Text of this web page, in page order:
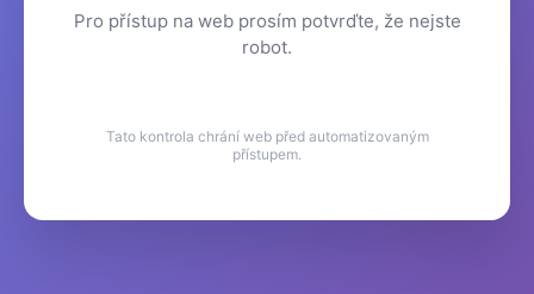
Pro přístup na web prosím potvrďte, že nejste
robot.
Tato kontrola chrání web před automatizovaným
přístupem.